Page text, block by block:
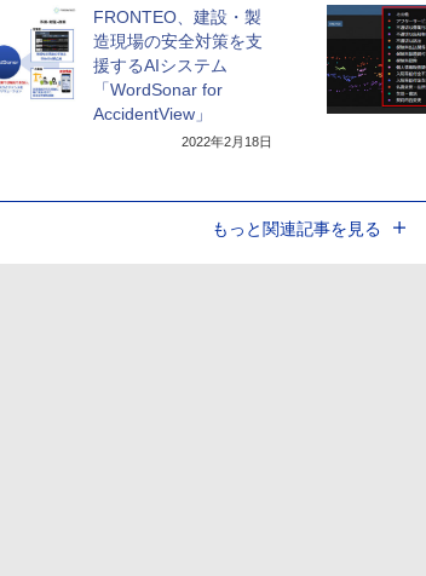
FRONTEO、建設・製
造現場の安全対策を支
援するAIシステム
「WordSonar for
AccidentView」
2022年2月18日
もっと関連記事を見る